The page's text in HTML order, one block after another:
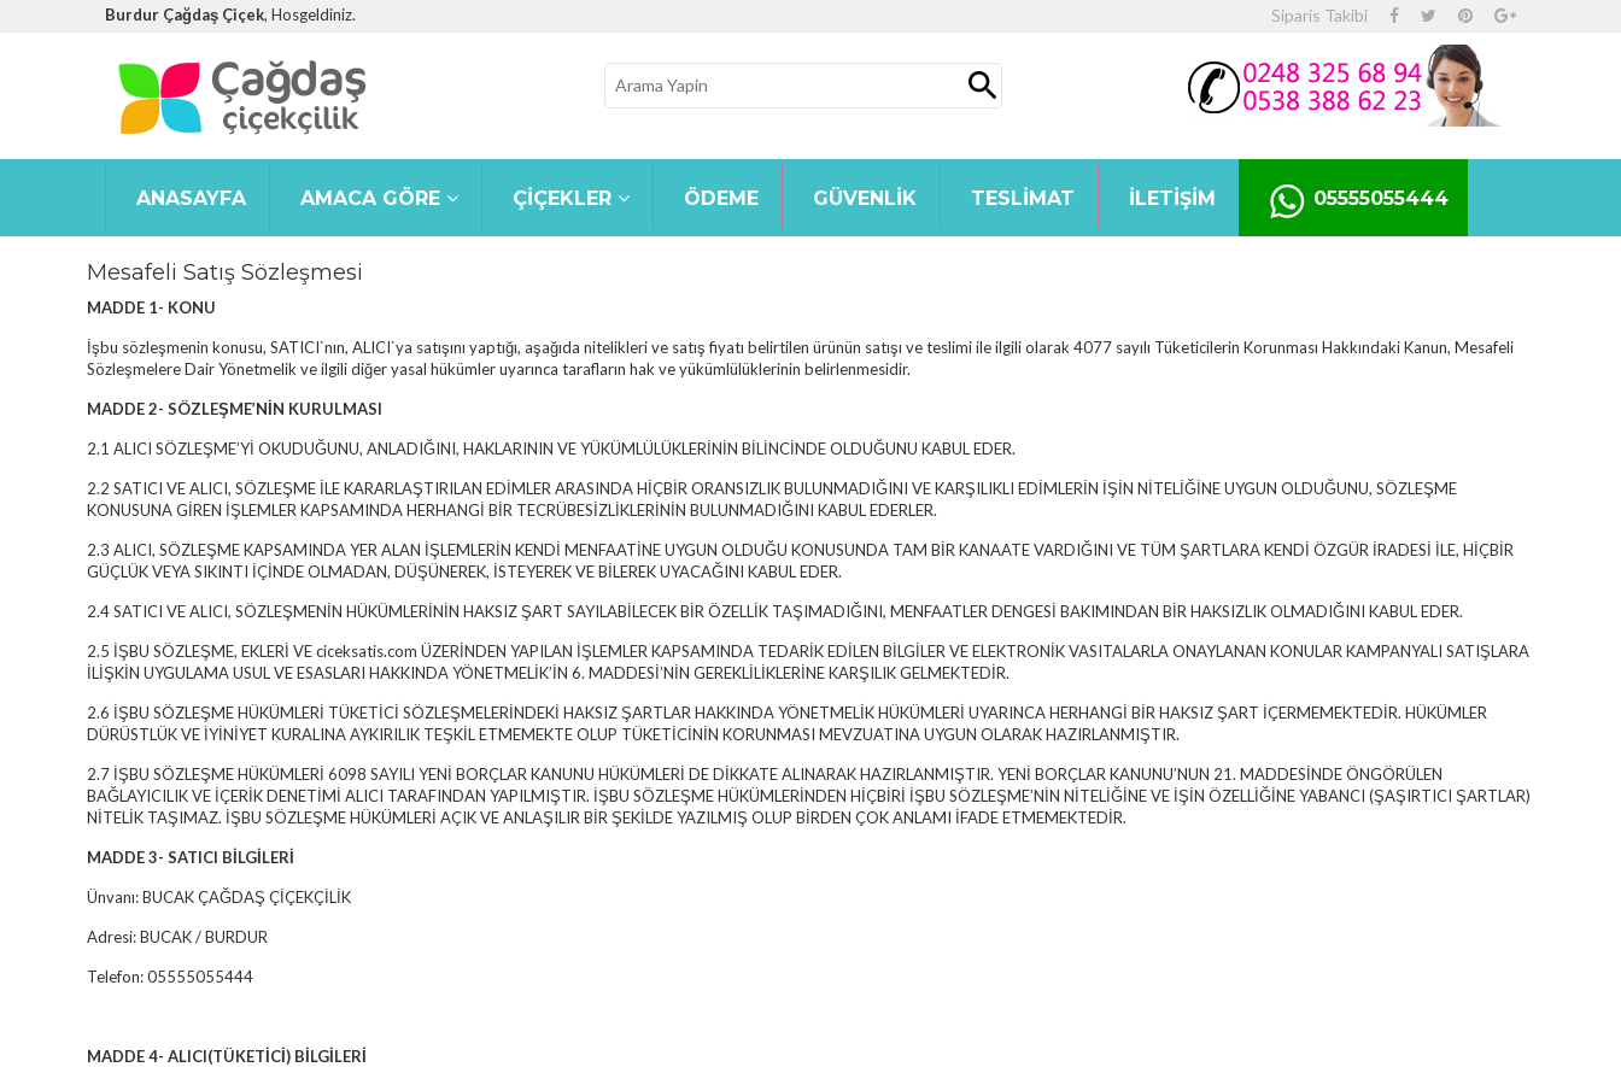
Burdur Çağdaş Çiçek, Hosgeldiniz. Siparis Takibi
ANASAYFA AMACA GÖRE ÇIÇEKLER ÖDEME GÜVENLIK TESLIMAT İLETIŞIM 05555055444
Mesafeli Satış Sözleşmesi
MADDE 1- KONU
İşbu sözleşmenin konusu, SATICI`nın, ALICI`ya satışını yaptığı, aşağıda nitelikleri ve satış fiyatı belirtilen ürünün satışı ve teslimi ile ilgili olarak 4077 sayılı Tüketicilerin Korunması Hakkındaki Kanun, Mesafeli
Sözleşmelere Dair Yönetmelik ve ilgili diğer yasal hükümler uyarınca tarafların hak ve yükümlülüklerinin belirlenmesidir.
MADDE 2- SÖZLEŞME’NİN KURULMASI
2.1 ALICI SÖZLEŞME’Yİ OKUDUĞUNU, ANLADIĞINI, HAKLARININ VE YÜKÜMLÜLÜKLERİNİN BİLİNCİNDE OLDUĞUNU KABUL EDER.
2.2 SATICI VE ALICI, SÖZLEŞME İLE KARARLAŞTIRILAN EDİMLER ARASINDA HİÇBİR ORANSIZLIK BULUNMADIĞINI VE KARŞILIKLI EDİMLERİN İŞİN NİTELİĞİNE UYGUN OLDUĞUNU, SÖZLEŞME
KONUSUNA GİREN İŞLEMLER KAPSAMINDA HERHANGİ BİR TECRÜBESİZLİKLERİNİN BULUNMADIĞINI KABUL EDERLER.
2.3 ALICI, SÖZLEŞME KAPSAMINDA YER ALAN İŞLEMLERİN KENDİ MENFAATİNE UYGUN OLDUĞU KONUSUNDA TAM BİR KANAATE VARDIĞINI VE TÜM ŞARTLARA KENDİ ÖZGÜR İRADESİ İLE, HİÇBİR
GÜÇLÜK VEYA SIKINTI İÇİNDE OLMADAN, DÜŞÜNEREK, İSTEYEREK VE BİLEREK UYACAĞINI KABUL EDER.
2.4 SATICI VE ALICI, SÖZLEŞMENİN HÜKÜMLERİNİN HAKSIZ ŞART SAYILABİLECEK BİR ÖZELLİK TAŞIMADIĞINI, MENFAATLER DENGESİ BAKIMINDAN BİR HAKSIZLIK OLMADIĞINI KABUL EDER.
2.5 İŞBU SÖZLEŞME, EKLERİ VE ciceksatis.com ÜZERİNDEN YAPILAN İŞLEMLER KAPSAMINDA TEDARİK EDİLEN BİLGİLER VE ELEKTRONİK VASITALARLA ONAYLANAN KONULAR KAMPANYALI SATIŞLARA
İLİŞKİN UYGULAMA USUL VE ESASLARI HAKKINDA YÖNETMELİK’İN 6. MADDESİ’NİN GEREKLİLİKLERİNE KARŞILIK GELMEKTEDİR.
2.6 İŞBU SÖZLEŞME HÜKÜMLERİ TÜKETİCİ SÖZLEŞMELERİNDEKİ HAKSIZ ŞARTLAR HAKKINDA YÖNETMELİK HÜKÜMLERİ UYARINCA HERHANGİ BİR HAKSIZ ŞART İÇERMEMEKTEDİR. HÜKÜMLER
DÜRÜSTLÜK VE İYİNİYET KURALINA AYKIRILIK TEŞKİL ETMEMEKTE OLUP TÜKETİCİNİN KORUNMASI MEVZUATINA UYGUN OLARAK HAZIRLANMIŞTIR.
2.7 İŞBU SÖZLEŞME HÜKÜMLERİ 6098 SAYILI YENİ BORÇLAR KANUNU HÜKÜMLERİ DE DİKKATE ALINARAK HAZIRLANMIŞTIR. YENİ BORÇLAR KANUNU’NUN 21. MADDESİNDE ÖNGÖRÜLEN
BAĞLAYICILIK VE İÇERİK DENETİMİ ALICI TARAFINDAN YAPILMIŞTIR. İŞBU SÖZLEŞME HÜKÜMLERİNDEN HİÇBİRİ İŞBU SÖZLEŞME’NİN NİTELİĞİNE VE İŞİN ÖZELLİĞİNE YABANCI (ŞAŞIRTICI ŞARTLAR)
NİTELİK TAŞIMAZ. İŞBU SÖZLEŞME HÜKÜMLERİ AÇIK VE ANLAŞILIR BİR ŞEKİLDE YAZILMIŞ OLUP BİRDEN ÇOK ANLAMI İFADE ETMEMEKTEDİR.
MADDE 3- SATICI BİLGİLERİ
Ünvanı: BUCAK ÇAĞDAŞ ÇİÇEKÇİLİK
Adresi: BUCAK / BURDUR
Telefon: 05555055444
MADDE 4- ALICI(TÜKETİCİ) BİLGİLERİ